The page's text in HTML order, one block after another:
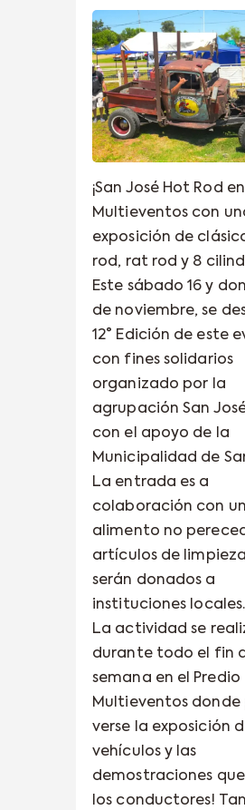
¡San José Hot Rod
Multieventos con
exposición de
rod, rat rod y 8
Este sábado 16 y
de noviembre, se
12° Edición de este
con fines solidarios
organizado por la
agrupación San
con el apoyo de la
Municipalidad de
La entrada es a
colaboración con un
alimento no
artículos de
serán donados a
instituciones locales.
La actividad se
durante todo el fin
semana en el Predio
Multieventos donde
verse la exposición
vehículos y las
demostraciones
los conductores!